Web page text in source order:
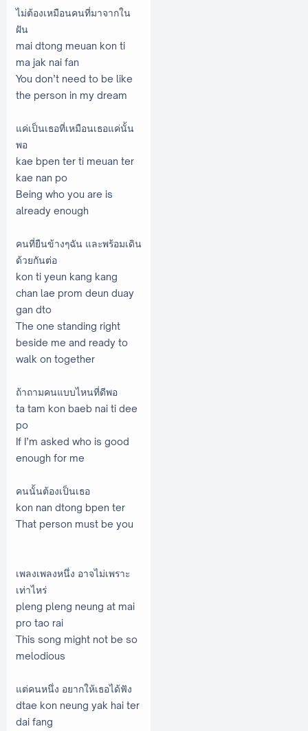
ไม่ต้องเหมือนคนที่มาจากใน
ฝัน
mai dtong meuan kon ti
ma jak nai fan
You don’t need to be like
the person in my dream
แค่เป็นเธอที่เหมือนเธอแค่นั้น
พอ
kae bpen ter ti meuan ter
kae nan po
Being who you are is
already enough
คนที่ยืนข้างๆฉัน และพร้อมเดิน
ด้วยกันต่อ
kon ti yeun kang kang
chan lae prom deun duay
gan dto
The one standing right
beside me and ready to
walk on together
ถ้าถามคนแบบไหนที่ดีพอ
ta tam kon baeb nai ti dee
po
If I’m asked who is good
enough for me
คนนั้นต้องเป็นเธอ
kon nan dtong bpen ter
That person must be you
เพลงเพลงหนึ่ง อาจไม่เพราะ
เท่าไหร่
pleng pleng neung at mai
pro tao rai
This song might not be so
melodious
แต่คนหนึ่ง อยากให้เธอได้ฟัง
dtae kon neung yak hai ter
dai fang